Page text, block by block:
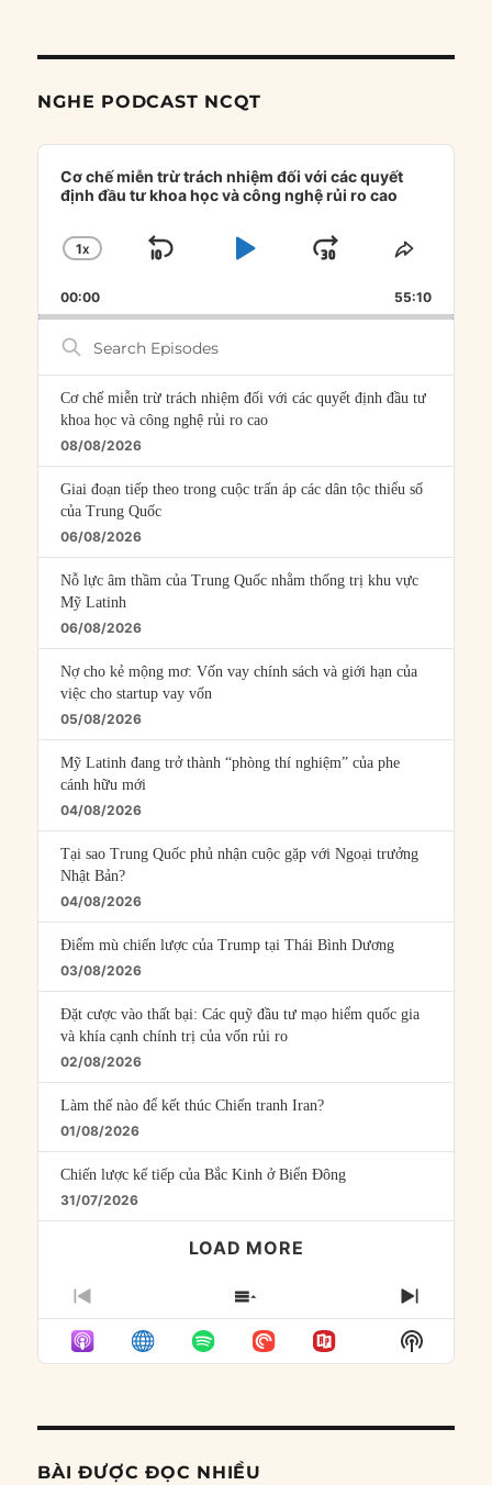
NGHE PODCAST NCQT
Audio
Player
Cơ chế miễn trừ trách nhiệm đối với các quyết
định đầu tư khoa học và công nghệ rủi ro cao
CHANGE
RATE
1X
SKIP
PLAYJUMP
FORWARD
SHARE
00:00 55:10
Search
Episodes
Cơ chế miễn trừ trách nhiệm đối với các quyết định đầu tư
khoa học và công nghệ rủi ro cao
08/08/2026
Giai đoạn tiếp theo trong cuộc trấn áp các dân tộc thiểu số
của Trung Quốc
06/08/2026
Nỗ lực âm thầm của Trung Quốc nhằm thống trị khu vực
Mỹ Latinh
06/08/2026
Nợ cho kẻ mộng mơ: Vốn vay chính sách và giới hạn của
việc cho startup vay vốn
05/08/2026
Mỹ Latinh đang trở thành “phòng thí nghiệm” của phe
cánh hữu mới
04/08/2026
Tại sao Trung Quốc phủ nhận cuộc gặp với Ngoại trưởng
Nhật Bản?
04/08/2026
Điểm mù chiến lược của Trump tại Thái Bình Dương
03/08/2026
Đặt cược vào thất bại: Các quỹ đầu tư mạo hiểm quốc gia
và khía cạnh chính trị của vốn rủi ro
02/08/2026
Làm thế nào để kết thúc Chiến tranh Iran?
01/08/2026
Chiến lược kế tiếp của Bắc Kinh ở Biển Đông
31/07/2026
LOAD MORE
PREVIOUS
EPISODE
SHOW
EPISODES
LIST
NEXT
Show
Podcast
BÀI ĐƯỢC ĐỌC NHIỀU